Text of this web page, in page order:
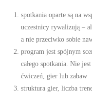
spotkania oparte są na
uczestnicy rywalizują –
a nie przeciwko sobie
program jest spójnym
całego spotkania. Nie
ćwiczeń, gier lub zabaw
struktura gier, liczba